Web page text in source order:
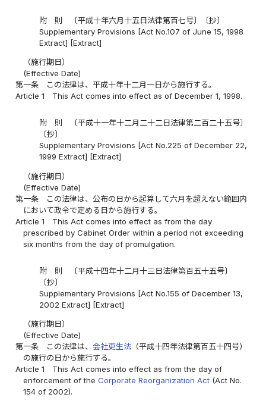
附 則 〔平成十年六月十五日法律第百七号〕〔抄〕
Supplementary Provisions [Act No.107 of June 15, 1998
Extract] [Extract]
（施行期日）
(Effective Date)
第一条
この法律は、平成十年十二月一日から施行する。
Article 1
This Act comes into effect as of December 1, 1998.
附 則 〔平成十一年十二月二十二日法律第二百二十五号〕
〔抄〕
Supplementary Provisions [Act No.225 of December 22,
1999 Extract] [Extract]
（施行期日）
(Effective Date)
第一条
この法律は、公布の日から起算して六月を超えない範囲内
において政令で定める日から施行する。
Article 1
This Act comes into effect as from the day
prescribed by Cabinet Order within a period not exceeding
six months from the day of promulgation.
附 則 〔平成十四年十二月十三日法律第百五十五号〕
〔抄〕
Supplementary Provisions [Act No.155 of December 13,
2002 Extract] [Extract]
（施行期日）
(Effective Date)
第一条
この法律は、会社更生法 （平成十四年法律第百五十四号）
の施行の日から施行する。
Article 1
This Act comes into effect as from the day of
enforcement of theCorporate Reorganization Act (Act No.
154 of 2002).